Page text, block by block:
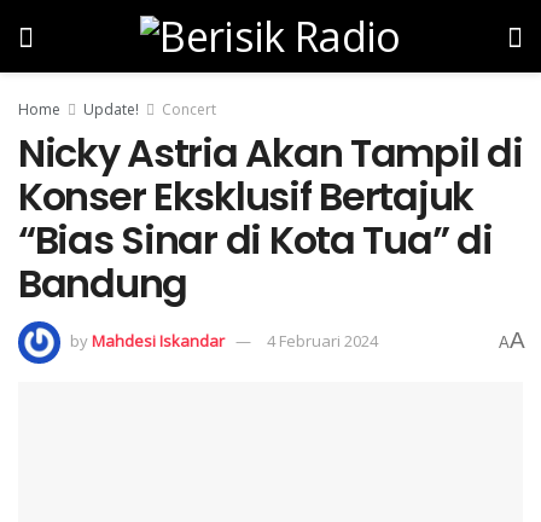
Home Update! Concert
Nicky Astria Akan Tampil di
Konser Eksklusif Bertajuk
“Bias Sinar di Kota Tua” di
Bandung
byMahdesi Iskandar 4 Februari 2024 AA